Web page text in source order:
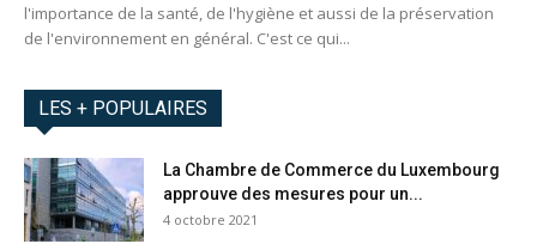
l'importance de la santé, de l'hygiène et aussi de la préservation
de l'environnement en général. C'est ce qui...
LES + POPULAIRES
La Chambre de Commerce du Luxembourg
approuve des mesures pour un...
4 octobre 2021